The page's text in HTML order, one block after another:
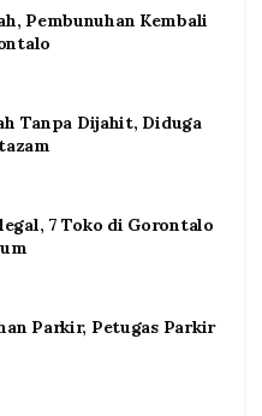
Pembunuhan Kembali
Tanpa Dijahit, Diduga
7 Toko di Gorontalo
Parkir, Petugas Parkir